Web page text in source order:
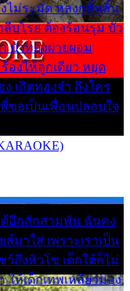
ไม่ระมัด หลงกลิ่นลิ้น
ลีบโรย ต้องร้อนรุม บัว
บัวทองผ่ายผอม
องไห้ลูกเดียว หยุด
เถิดทองจ๋า ถึงใคร
พี่ขอเป็นเพื่อนปลอบใจ
ด้อีกสักสามพัน ฉันคง
มาใส่ เพราะเราเป็น
ว์ถึงหิวโซ เด็กใต้ก็ไม่
ห้เด็กเทพเหลียวมอง